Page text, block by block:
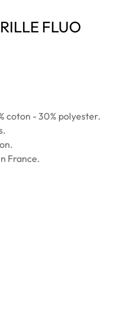
FLUO
coton - 30% polyester.
France.